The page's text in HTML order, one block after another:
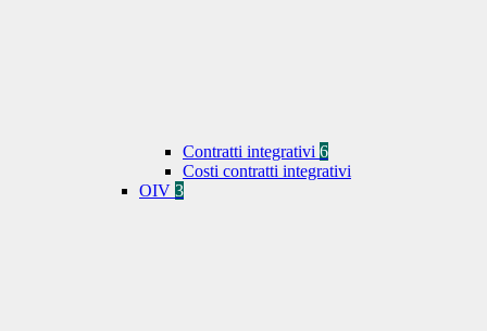
Contratti integrativi 6
Costi contratti integrativi
OIV 3